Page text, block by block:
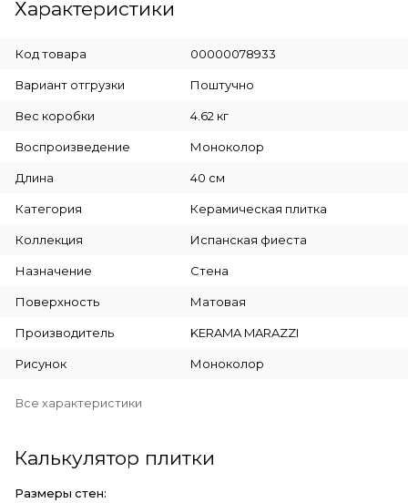
Характеристики
Код товара 00000078933
Вариант отгрузки Поштучно
Вес коробки 4.62 кг
Воспроизведение Моноколор
Длина 40 см
Категория Керамическая плитка
Коллекция Испанская фиеста
Назначение Стена
Поверхность Матовая
Производитель KERAMA MARAZZI
Рисунок Моноколор
Все характеристики
Калькулятор плитки
Размеры стен: